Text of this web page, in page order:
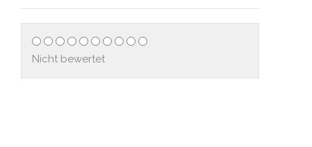
Nicht bewertet